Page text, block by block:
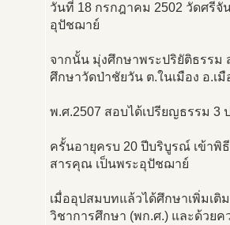
วันที่ 18 กรกฎาคม 2502 วัดศรีจั
อุปัชฌาย์
จากนั้น มุ่งศึกษาพระปริยัติธรรม
ศึกษาวัดป่าชัยวัน ต.ในเมือง อ.เ
พ.ศ.2507 สอบได้เปรียญธรรม 3
ครั้นอายุครบ 20 ปีบริบูรณ์ เข้าพิ
สารคุณ เป็นพระอุปัชฌาย์
เมื่ออุปสมบทแล้วได้ศึกษาเพิ่มเติ
วิชาการศึกษา (พก.ศ.) และด้วย